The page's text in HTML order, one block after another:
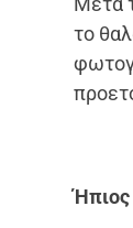
το
Ήπιος